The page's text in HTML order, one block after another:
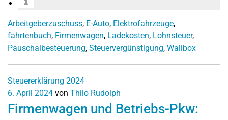
Arbeitgeberzuschuss, E-Auto, Elektrofahrzeuge,
fahrtenbuch, Firmenwagen, Ladekosten, Lohnsteuer,
Pauschalbesteuerung, Steuervergünstigung, Wallbox
Steuererklärung 2024
6. April 2024 von Thilo Rudolph
Firmenwagen und Betriebs-Pkw: